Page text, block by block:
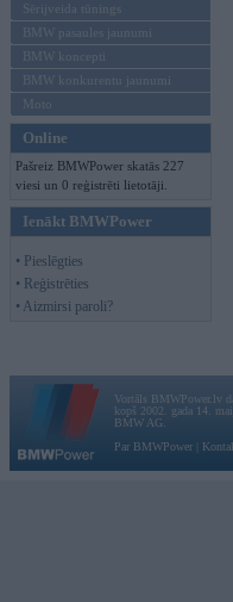
Sērijveida tūnings
BMW pasaules jaunumi
BMW koncepti
BMW konkurentu jaunumi
Moto
Online
Pašreiz BMWPower skatās 227
viesi un 0 reģistrēti lietotāji.
Ienākt BMWPower
• Pieslēgties
• Reģistrēties
• Aizmirsi paroli?
Vortāls BMWPower.lv
kopš 2002. gada 14.
BMW AG.
Par BMWPower